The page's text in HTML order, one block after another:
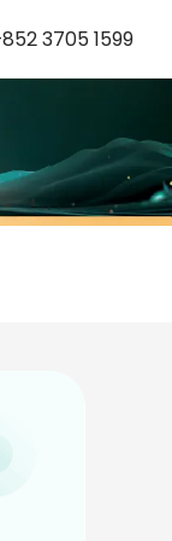
3705 1599